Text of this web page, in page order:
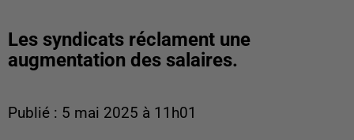
Les syndicats réclament une
augmentation des salaires.
Publié : 5 mai 2025 à 11h01